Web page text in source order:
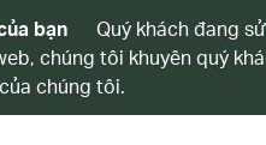
bạn
Quý khách đang
chúng tôi khuyên quý
của chúng tôi.